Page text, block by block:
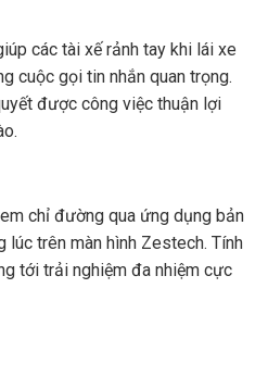
các tài xế rảnh tay khi lái xe
cuộc gọi tin nhắn quan trọng.
được công việc thuận lợi
chỉ đường qua ứng dụng bản
lúc trên màn hình Zestech. Tính
tới trải nghiệm đa nhiệm cực